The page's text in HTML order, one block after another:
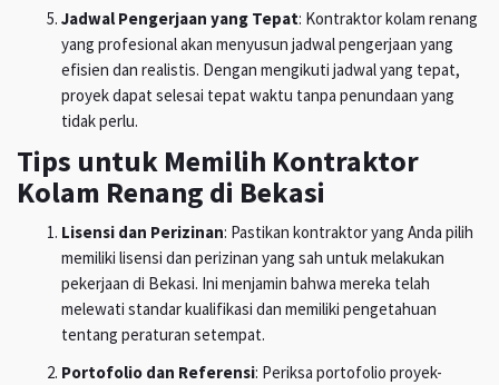
Jadwal Pengerjaan yang Tepat: Kontraktor kolam renang
yang profesional akan menyusun jadwal pengerjaan yang
efisien dan realistis. Dengan mengikuti jadwal yang tepat,
proyek dapat selesai tepat waktu tanpa penundaan yang
tidak perlu.
Tips untuk Memilih Kontraktor
Kolam Renang di Bekasi
Lisensi dan Perizinan: Pastikan kontraktor yang Anda pilih
memiliki lisensi dan perizinan yang sah untuk melakukan
pekerjaan di Bekasi. Ini menjamin bahwa mereka telah
melewati standar kualifikasi dan memiliki pengetahuan
tentang peraturan setempat.
Portofolio dan Referensi: Periksa portofolio proyek-